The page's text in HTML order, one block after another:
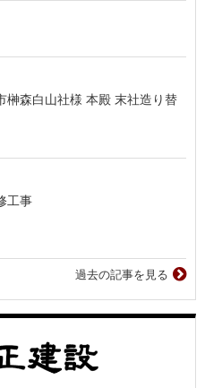
榊森白山社様 本殿 末社造り替
工事
過去の記事を見る